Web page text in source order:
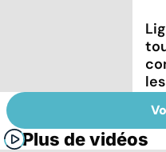
Plus de vidéos